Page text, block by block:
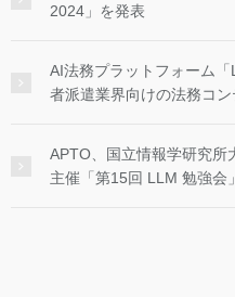
2024」を発表
AI法務プラットフォーム
者派遣業界向けの法務コン
APTO、国立情報学研究所
主催「第15回 LLM 勉強会